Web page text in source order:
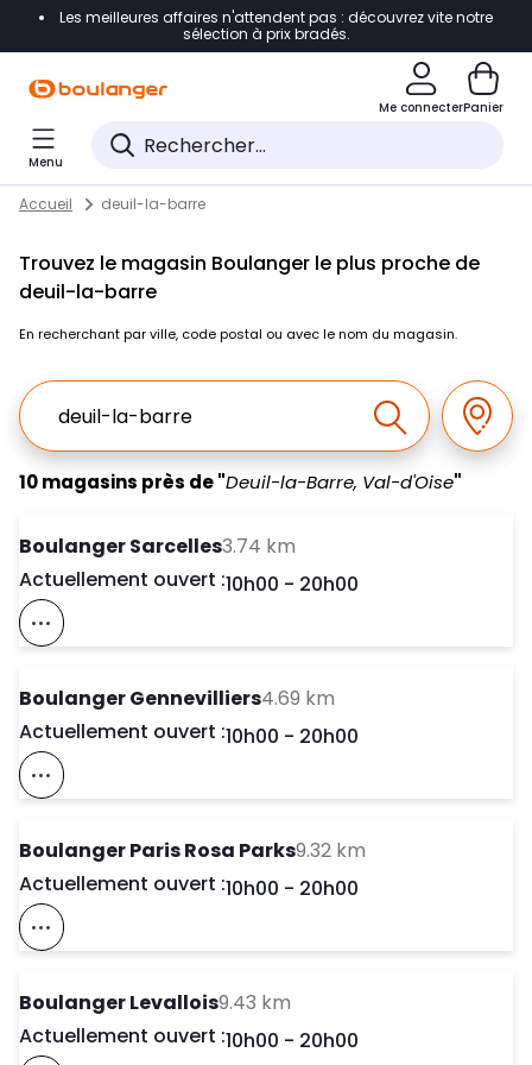
Accéder directement à la navigation
Accéder directement au pied de page
Accéder directement au chatbot
Les meilleures affaires n'attendent pas : découvrez vite notre
sélection à prix bradés.
Me connecterPanier
Menu
Skip to content
Return to Nav
Accueil deuil-la-barre
Trouvez le magasin Boulanger le plus proche de
deuil-la-barre
En recherchant par ville, code postal ou avec le nom du magasin.
Ville, Region, Code postal ou Ville & Pays
Effectuer la
10 magasins près de "Deuil-la-Barre, Val-d'Oise"
Boulanger Sarcelles3.74 km
Actuellement ouvert :Day of the Week
10h00 - 20h00
Voir Ce Magasin Sur La Carte
Boulanger Gennevilliers4.69 km
Actuellement ouvert :Day of the Week
10h00 - 20h00
Voir Ce Magasin Sur La Carte
Boulanger Paris Rosa Parks9.32 km
Actuellement ouvert :Day of the Week
10h00 - 20h00
Voir Ce Magasin Sur La Carte
Boulanger Levallois9.43 km
Actuellement ouvert :Day of the Week
10h00 - 20h00